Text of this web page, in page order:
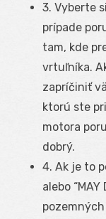
3. Vyberte
prípade
tam, kde
vrtuľníka.
zapríčiniť
ktorú ste
motora
dobrý.
4. Ak je to
alebo